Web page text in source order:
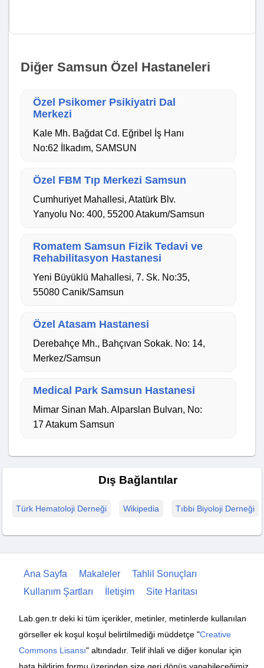
Diğer Samsun Özel Hastaneleri
Özel Psikomer Psikiyatri Dal
Merkezi
Kale Mh. Bağdat Cd. Eğribel İş Hanı
No:62 İlkadım, SAMSUN
Özel FBM Tıp Merkezi Samsun
Cumhuriyet Mahallesi, Atatürk Blv.
Yanyolu No: 400, 55200 Atakum/Samsun
Romatem Samsun Fizik Tedavi ve
Rehabilitasyon Hastanesi
Yeni Büyüklü Mahallesi, 7. Sk. No:35,
55080 Canik/Samsun
Özel Atasam Hastanesi
Derebahçe Mh., Bahçıvan Sokak. No: 14,
Merkez/Samsun
Medical Park Samsun Hastanesi
Mimar Sinan Mah. Alparslan Bulvarı, No:
17 Atakum Samsun
Dış Bağlantılar
Türk Hematoloji Derneği Wikipedia Tıbbi Biyoloji Derneği
Ana Sayfa Makaleler
Tahlil Sonuçları
Kullanım Şartları
İletişim Site Haritası
Lab.gen.tr deki ki tüm içerikler, metinler, metinlerde kullanılan
görseller ek koşul koşul belirtilmediği müddetçe "Creative
Commons Lisansı" altındadır. Telif ihlali ve diğer konular için
hata bildirim formu üzerinden size geri dönüş yapabileceğimiz